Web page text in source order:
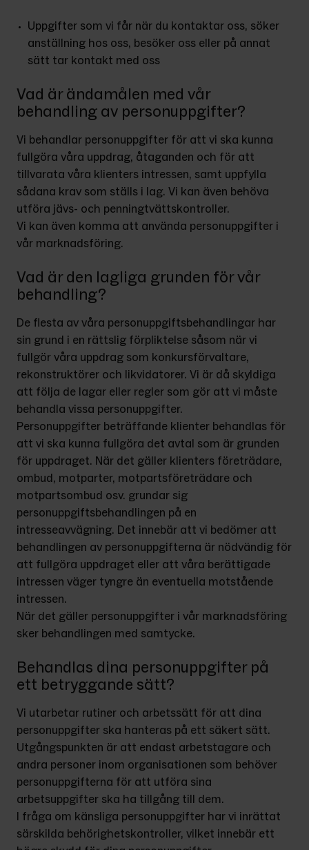
Uppgifter som vi får när du kontaktar oss, söker
anställning hos oss, besöker oss eller på annat
sätt tar kontakt med oss
Vad är ändamålen med vår
behandling av personuppgifter?
Vi behandlar personuppgifter för att vi ska kunna
fullgöra våra uppdrag, åtaganden och för att
tillvarata våra klienters intressen, samt uppfylla
sådana krav som ställs i lag. Vi kan även behöva
utföra jävs- och penningtvättskontroller.
Vi kan även komma att använda personuppgifter i
vår marknadsföring.
Vad är den lagliga grunden för vår
behandling?
De flesta av våra personuppgiftsbehandlingar har
sin grund i en rättslig förpliktelse såsom när vi
fullgör våra uppdrag som konkursförvaltare,
rekonstruktörer och likvidatorer. Vi är då skyldiga
att följa de lagar eller regler som gör att vi måste
behandla vissa personuppgifter.
Personuppgifter beträffande klienter behandlas för
att vi ska kunna fullgöra det avtal som är grunden
för uppdraget. När det gäller klienters företrädare,
ombud, motparter, motpartsföreträdare och
motpartsombud osv. grundar sig
personuppgiftsbehandlingen på en
intresseavvägning. Det innebär att vi bedömer att
behandlingen av personuppgifterna är nödvändig för
att fullgöra uppdraget eller att våra berättigade
intressen väger tyngre än eventuella motstående
intressen.
När det gäller personuppgifter i vår marknadsföring
sker behandlingen med samtycke.
Behandlas dina personuppgifter på
ett betryggande sätt?
Vi utarbetar rutiner och arbetssätt för att dina
personuppgifter ska hanteras på ett säkert sätt.
Utgångspunkten är att endast arbetstagare och
andra personer inom organisationen som behöver
personuppgifterna för att utföra sina
arbetsuppgifter ska ha tillgång till dem.
I fråga om känsliga personuppgifter har vi inrättat
särskilda behörighetskontroller, vilket innebär ett